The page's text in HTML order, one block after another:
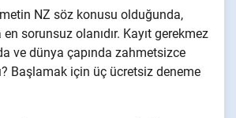
NZ söz konusu olduğunda,
sorunsuz olanıdır. Kayıt gerekmez
ve dünya çapında zahmetsizce
Başlamak için üç ücretsiz deneme